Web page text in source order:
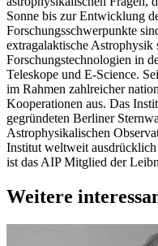
Sonne bis zur Entwicklung
Forschungsschwerpunkte
extragalaktische
Forschungstechnologien in
Teleskope und E-Science.
im Rahmen zahlreicher
Kooperationen aus. Das
gegründeten Berliner
Astrophysikalischen
Institut weltweit
ist das AIP Mitglied der
Weitere